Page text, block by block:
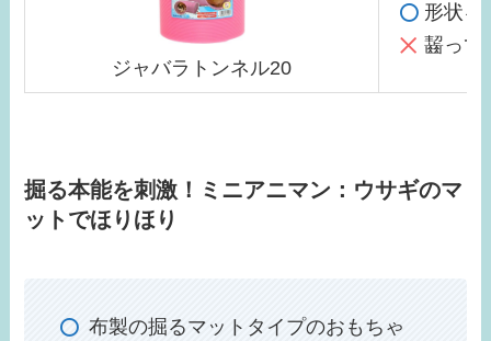
ジャバラトンネル20
形状を
齧って
掘る本能を刺激！ミニアニマン：ウサギのマ
ットでほりほり
布製の掘るマットタイプのおもちゃ